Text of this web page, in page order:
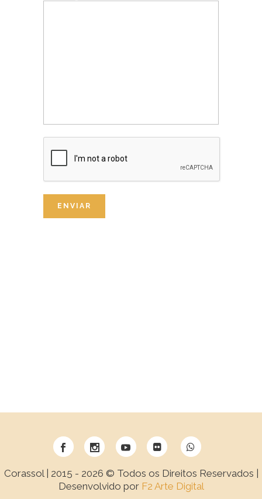
Corassol | 2015 - 2026 © Todos os Direitos Reservados |
Desenvolvido por F2 Arte Digital